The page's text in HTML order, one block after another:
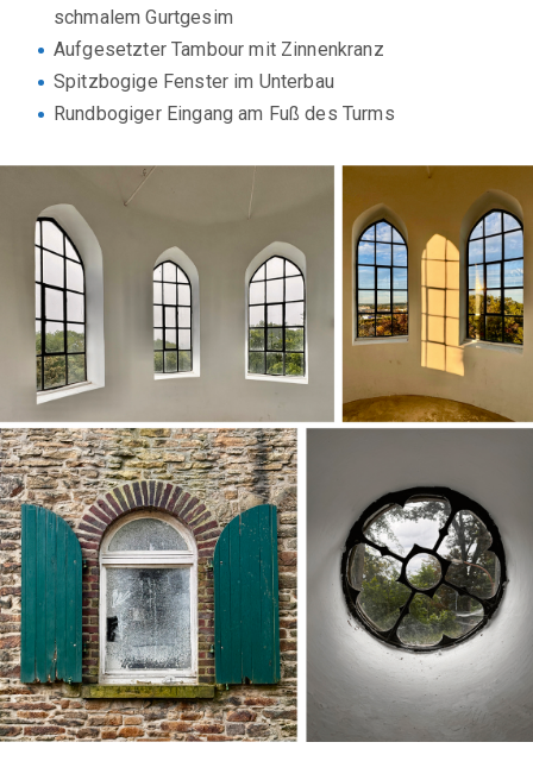
schmalem Gurtgesim
Aufgesetzter Tambour mit Zinnenkranz
Spitzbogige Fenster im Unterbau
Rundbogiger Eingang am Fuß des Turms